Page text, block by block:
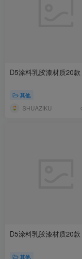
D5涂料乳胶漆材质20款
其他
SHUAZIKU
D5涂料乳胶漆材质20款
其他